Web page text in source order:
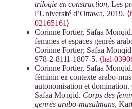
trilogie en construction, Les
l’Université d’Ottawa, 2019.
02165161⟩
Corinne Fortier, Safaa
femmes et espaces genrés
Corinne Fortier; Safaa
978-2-8111-1807-5. ⟨hal-
Corinne Fortier, Safaa
féminin en contexte arabo-
autonomisation et domination.
Safaa Monqid. Corps des
genrés arabo-musulmans,